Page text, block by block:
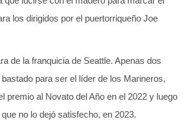
los dirigidos por el puertorriqueño Joe
de la franquicia de Seattle. Apenas dos
para ser el líder de los Marineros,
premio al Novato del Año en el 2022 y luego
no lo dejó satisfecho, en 2023.